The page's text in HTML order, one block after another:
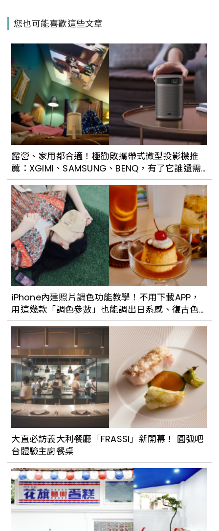
您也可能喜歡這些文章
露營、家用都合適！極勸敗攜帶式微型投影機推
薦：XGIMI、SAMSUNG、BENQ，有了它誰還需
要電視？
iPhone內建照片調色功能教學！不用下載APP，
用這幾款「調色參數」也能調出日系感、復古色
調
大直必訪義大利餐廳「FRASSI」新開幕！ 圓弧吧
台體驗主廚餐桌